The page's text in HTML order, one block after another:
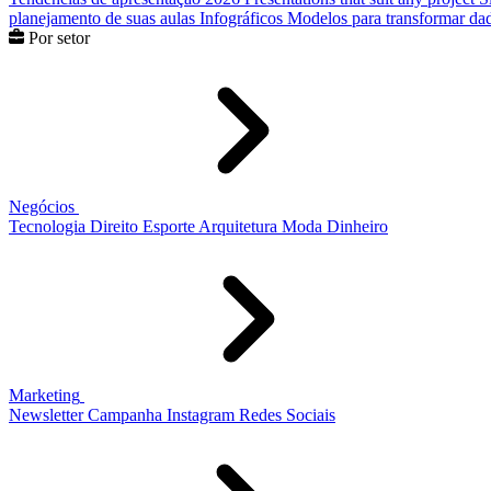
planejamento de suas aulas Infográficos Modelos para transformar
Por setor
Negócios
Tecnologia Direito Esporte Arquitetura Moda Dinheiro
Marketing
Newsletter Campanha Instagram Redes Sociais